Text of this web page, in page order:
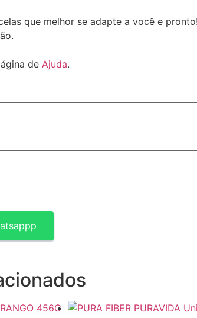
que melhor se adapte a você e pronto!
de Ajuda.